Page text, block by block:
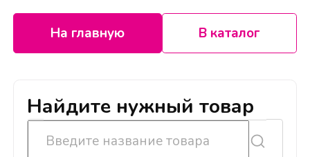
На главную В каталог
Найдите нужный товар